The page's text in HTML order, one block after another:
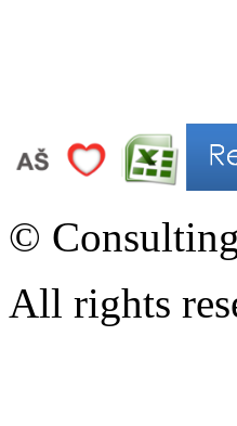
©
All rights